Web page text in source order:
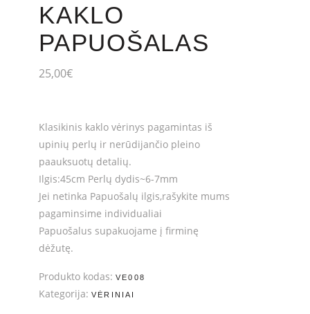
KAKLO
PAPUOŠALAS
25,00€
Klasikinis kaklo vėrinys pagamintas iš
upinių perlų ir nerūdijančio pleino
paauksuotų detalių.
Ilgis:45cm Perlų dydis~6-7mm
Jei netinka Papuošalų ilgis,rašykite mums
pagaminsime individualiai
Papuošalus supakuojame į firminę
dėžutę.
Produkto kodas: VE008
Kategorija: VĖRINIAI